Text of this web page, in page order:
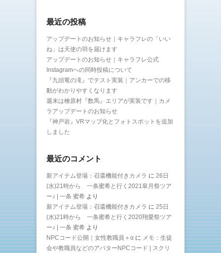
最近の投稿
アップデートのお知らせ｜キャラフレの「いい
ね」は天使の羽を届けます
アップデートのお知らせ｜キャラフレ公式
Instagramへの同時投稿について
『九頭竜の滝』でテスト実装｜アンカーでの移
動がわかりやすくなります
週末は檜原村『数馬』エリアが実装です｜カメ
ラアップデートのお知らせ
『神戸岩』VRマップ化とフォトスポットを追加
しました
最近のコメント
新アイテム登場：召還機能付きカメラ に 26日
(水)21時から 一条蜜希と行く2021皐月祭ツア
ー♪ | 一条 蜜希 より
新アイテム登場：召還機能付きカメラ に 25日
(水)21時から 一条蜜希と行く2020翔愛祭ツア
ー♪ | 一条 蜜希 より
NPCコード公開｜女性教職員＋α に メモ：生徒
会や教職員などのアバターNPCコード | スクリ